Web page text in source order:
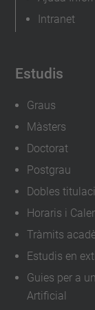
Estudis
Graus
Màsters
Doctorat
Postgrau
Dobles
Horaris i
Tràmits
Estudis en
Guies per a
Artificial
Intranet